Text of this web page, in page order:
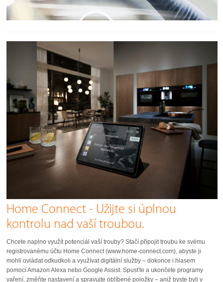
Home Connect - Užijte si úplnou
kontrolu nad vaší troubou.
Chcete naplno využít potenciál vaší trouby? Stačí připojit troubu ke svému
registrovanému účtu Home Connect (www.home-connect.com), abyste ji
mohli ovládat odkudkoli a využívat digitální služby – dokonce i hlasem
pomocí Amazon Alexa nebo Google Assist. Spusťte a ukončete programy
vaření, změňte nastavení a spravujte oblíbené položky – aniž byste byli v